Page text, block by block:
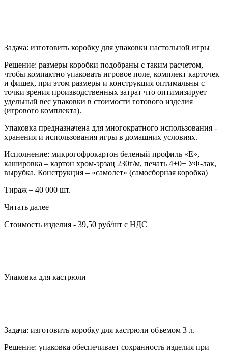
Задача: изготовить коробку для упаковки настольной игры
Решение: размеры коробки подобраны с таким расчетом,
чтобы компактно упаковать игровое поле, комплект карточек
и фишек, при этом размеры и конструкция оптимальны с
точки зрения производственных затрат что оптимизирует
удельный вес упаковки в стоимости готового изделия
(игрового комплекта).
Упаковка предназначена для многократного использования -
хранения и использования игры в домашних условиях.
Исполнение: микрогофрокартон беленый профиль «Е»,
кашировка – картон хром-эрзац 230г/м, печать 4+0+ УФ-лак,
вырубка. Конструкция – «самолет» (самосборная коробка)
Тираж – 40 000 шт.
Читать далее
Стоимость изделия - 39,50 руб/шт с НДС
Упаковка для кастрюли
Задача: изготовить коробку для кастрюли объемом 3 л.
Решение: упаковка обеспечивает сохранность изделия при